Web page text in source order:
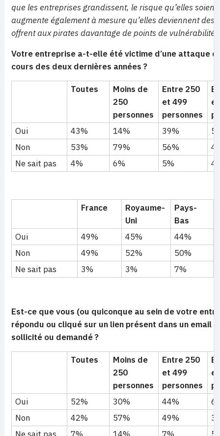
que les entreprises grandissent, le risque qu’elles
augmente également à mesure qu’elles deviennent des
offrent aux pirates davantage de points de vulnérabilité
Votre entreprise a-t-elle été victime d’une attaque
cours des deux dernières années ?
Toutes
Moins de
250
personnes
Entre 250
et 499
personnes
Oui
43% 14% 39%
Non
53% 79% 56%
Ne sait pas
4% 6% 5%
France
Royaume-
Uni
Pays-
Bas
Oui 49% 45% 44%
Non
49% 52% 50%
Ne sait pas
3% 3% 7%
Est-ce que vous (ou quiconque au sein de votre
répondu ou cliqué sur un lien présent dans un email
sollicité ou demandé ?
Toutes
Moins de
250
personnes
Entre 250
et 499
personnes
Oui
52% 30% 44%
Non
42% 57% 49%